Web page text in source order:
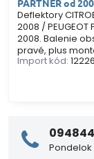
PARTNER od
Deflektory
2008 /
2008. Balenie
pravé, plus
Import kód: 12226
Pondelok